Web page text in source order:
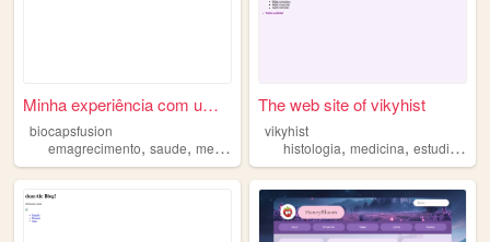
Minha experiência com uma ro...
biocapsfusion
emagrecimento, saude, medicina bemestar,beleza
The web site of vikyhist
vikyhist
histologia,medicina,estudiantes